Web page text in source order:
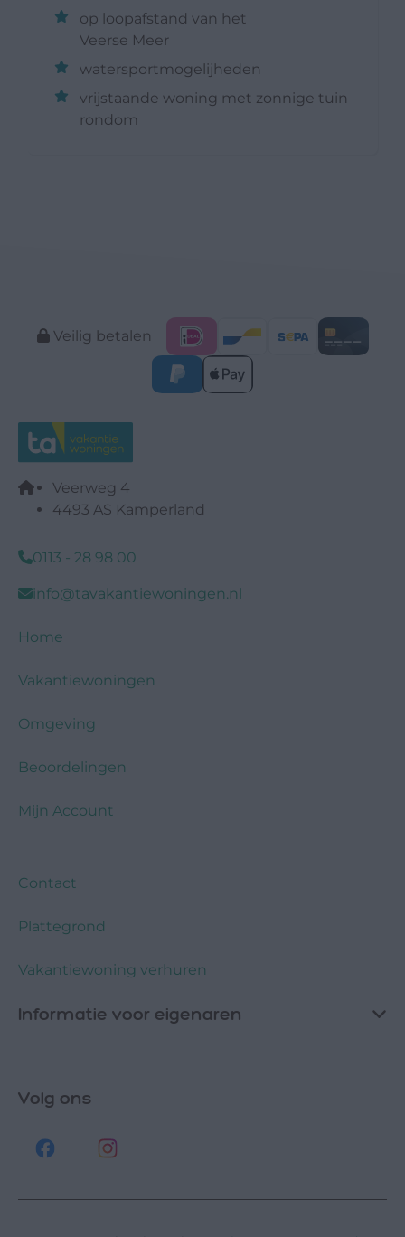
op loopafstand van het
Veerse Meer
watersportmogelijheden
vrijstaande woning met zonnige tuin
rondom
Veilig betalen
Veerweg 4
4493 AS Kamperland
0113 - 28 98 00
info@tavakantiewoningen.nl
Home
Vakantiewoningen
Omgeving
Beoordelingen
Mijn Account
Contact
Plattegrond
Vakantiewoning verhuren
Informatie voor eigenaren
Volg ons